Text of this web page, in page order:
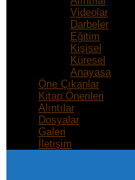
Videolar
Darbeler
Eğitim
Kişisel
Küresel
Anayasa
Öne Çıkanlar
Kitap Önerileri
Alıntılar
Dosyalar
Galeri
İletişim